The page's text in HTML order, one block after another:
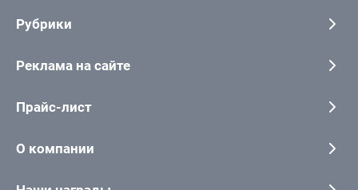
Рубрики
Реклама на сайте
Прайс-лист
О компании